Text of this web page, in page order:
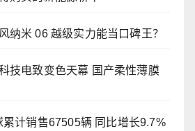
纳米 06 越级实力能当口碑王？
技电致变色天幕 国产柔性薄膜
计销售67505辆 同比增长9.7%